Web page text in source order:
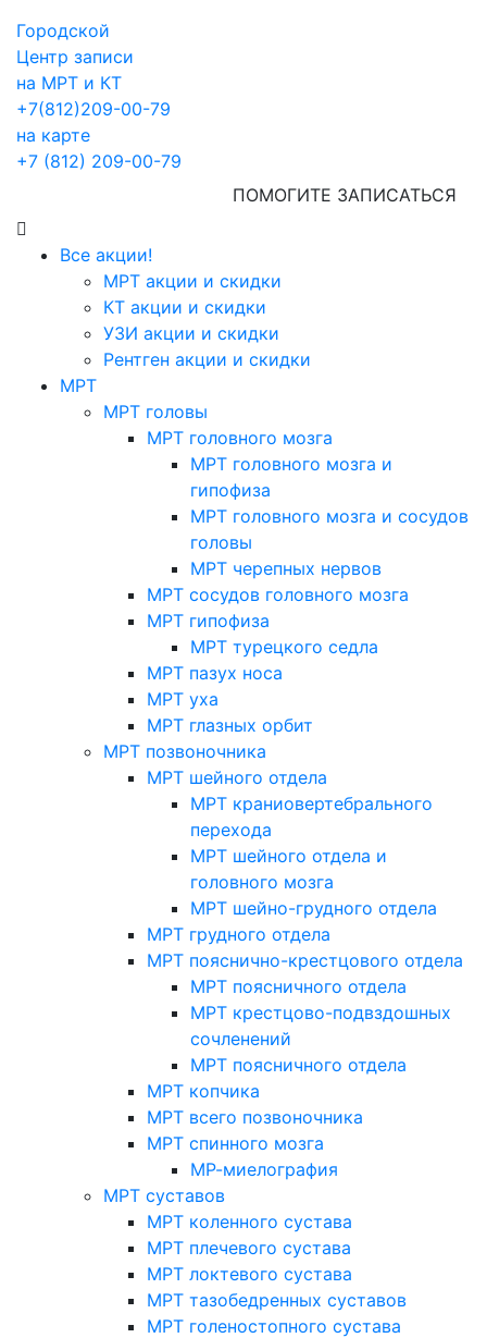
Городской
Центр записи
на МРТ и КТ
+7(812)209-00-79
на карте
+7 (812) 209-00-79
ПОМОГИТЕ ЗАПИСАТЬСЯ
Все акции!
МРТ акции и скидки
КТ акции и скидки
УЗИ акции и скидки
Рентген акции и скидки
МРТ
МРТ головы
МРТ головного мозга
МРТ головного мозга и
гипофиза
МРТ головного мозга и сосудов
головы
МРТ черепных нервов
МРТ сосудов головного мозга
МРТ гипофиза
МРТ турецкого седла
МРТ пазух носа
МРТ уха
МРТ глазных орбит
МРТ позвоночника
МРТ шейного отдела
МРТ краниовертебрального
перехода
МРТ шейного отдела и
головного мозга
МРТ шейно-грудного отдела
МРТ грудного отдела
МРТ пояснично-крестцового отдела
МРТ поясничного отдела
МРТ крестцово-подвздошных
сочленений
МРТ поясничного отдела
МРТ копчика
МРТ всего позвоночника
МРТ спинного мозга
МР-миелография
МРТ суставов
МРТ коленного сустава
МРТ плечевого сустава
МРТ локтевого сустава
МРТ тазобедренных суставов
МРТ голеностопного сустава